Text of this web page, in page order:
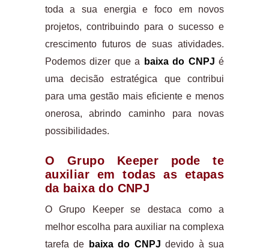
toda a sua energia e foco em novos
projetos, contribuindo para o sucesso e
crescimento futuros de suas atividades.
Podemos dizer que a
baixa do CNPJ é
uma decisão estratégica que contribui
para uma gestão mais eficiente e menos
onerosa, abrindo caminho para novas
possibilidades.
O Grupo Keeper pode te
auxiliar em todas as etapas
da baixa do CNPJ
O Grupo Keeper se destaca como a
melhor escolha para auxiliar na complexa
tarefa de
baixa do CNPJ devido à sua